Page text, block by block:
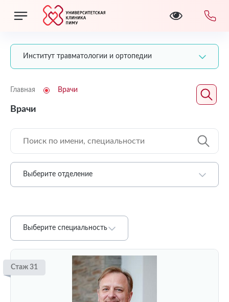
Институт травматологии и ортопедии
Главная Врачи
Врачи
Выберите отделение
Выберите специальность
Стаж 31